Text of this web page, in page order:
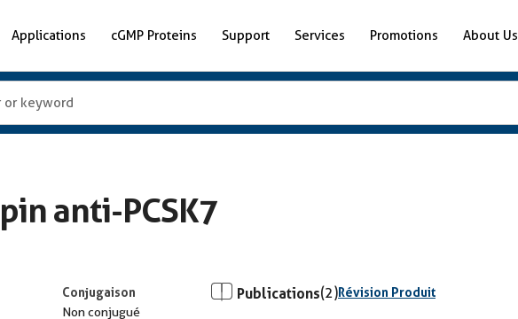
Applications cGMP Proteins Support Services Promotions About Us
anti-PCSK7
Conjugaison
Non conjugué
Publications(2)Révision Produit